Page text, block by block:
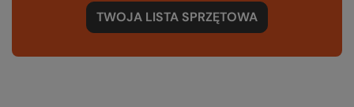
TWOJA LISTA SPRZĘTOWA